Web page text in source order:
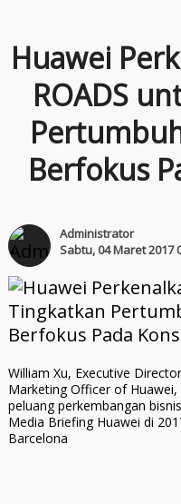
Huawei
ROADS
Berfokus
Administrator
Sabtu, 04 Maret 2017
William Xu, Executive
Marketing Officer of
peluang perkembangan
Media Briefing Huawei di
Barcelona